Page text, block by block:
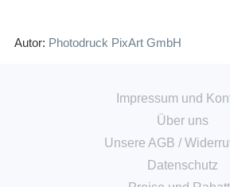
Autor: Photodruck PixArt GmbH
Impressum und
Über uns
Unsere AGB /
Datenschutz